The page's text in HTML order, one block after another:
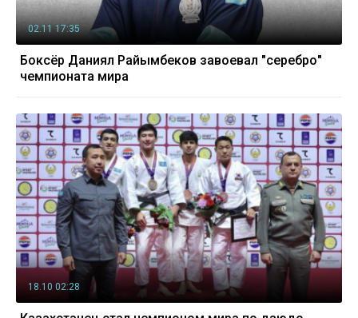
02.11 17:35
Боксёр Даниял Райымбеков завоевал "серебро"
чемпионата мира
18.10 02:28